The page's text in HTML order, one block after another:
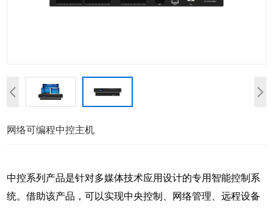
网络可编程中控主机
中控系列产品是针对多媒体技术应用设计的专用智能控制系
统。借助该产品，可以实现中央控制、网络管理、远程设备